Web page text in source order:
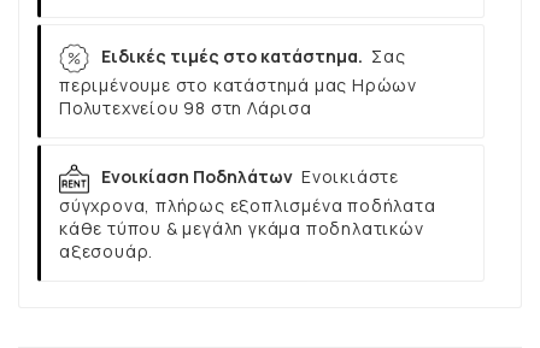
Ειδικές τιμές στο κατάστημα. Σας
περιμένουμε στο κατάστημά μας Ηρώων
Πολυτεχνείου 98 στη Λάρισα
Ενοικίαση Ποδηλάτων Ενοικιάστε
σύγχρονα, πλήρως εξοπλισμένα ποδήλατα
κάθε τύπου & μεγάλη γκάμα ποδηλατικών
αξεσουάρ.